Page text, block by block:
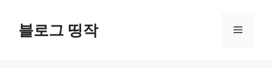
블로그 띵작 메